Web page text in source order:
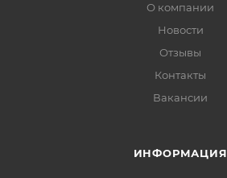
О компании
Новости
Отзывы
Контакты
Вакансии
ИНФОРМАЦИЯ